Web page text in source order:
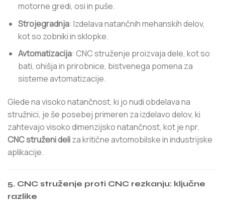
motorne gredi, osi in puše.
Strojegradnja: Izdelava natančnih mehanskih delov,
kot so zobniki in sklopke.
Avtomatizacija: CNC struženje proizvaja dele, kot so
bati, ohišja in prirobnice, bistvenega pomena za
sisteme avtomatizacije.
Glede na visoko natančnost, ki jo nudi obdelava na
stružnici, je še posebej primeren za izdelavo delov, ki
zahtevajo visoko dimenzijsko natančnost, kot je npr.
CNC struženi deliza kritične avtomobilske in industrijske
aplikacije.
5. CNC struženje proti CNC rezkanju: ključne
razlike